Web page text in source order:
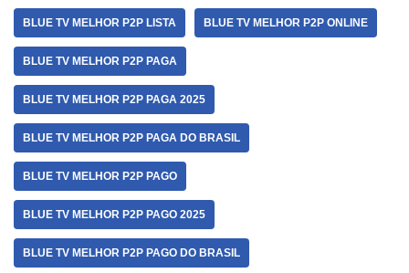
BLUE TV MELHOR P2P LISTA BLUE TV MELHOR P2P ONLINE
BLUE TV MELHOR P2P PAGA
BLUE TV MELHOR P2P PAGA 2025
BLUE TV MELHOR P2P PAGA DO BRASIL
BLUE TV MELHOR P2P PAGO
BLUE TV MELHOR P2P PAGO 2025
BLUE TV MELHOR P2P PAGO DO BRASIL